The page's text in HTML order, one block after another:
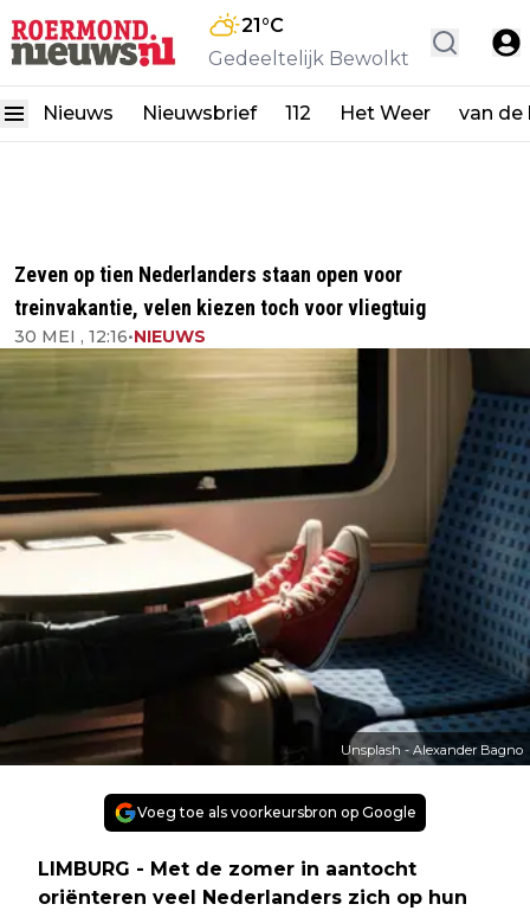
21°C
Gedeeltelijk Bewolkt
Nieuws Nieuwsbrief 112 Het Weer van de
Zeven op tien Nederlanders staan open voor
treinvakantie, velen kiezen toch voor vliegtuig
30 MEI , 12:16•NIEUWS
Unsplash - Alexander Bagno
Voeg toe als voorkeursbron op Google
LIMBURG - Met de zomer in aantocht
oriënteren veel Nederlanders zich op hun